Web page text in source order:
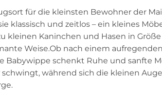
für die kleinsten Bewohner der
klassisch und zeitlos – ein kleines
kleinen Kaninchen und Hasen in
Weise.Ob nach einem
Babywippe schenkt Ruhe und sanfte
während sich die kleinen